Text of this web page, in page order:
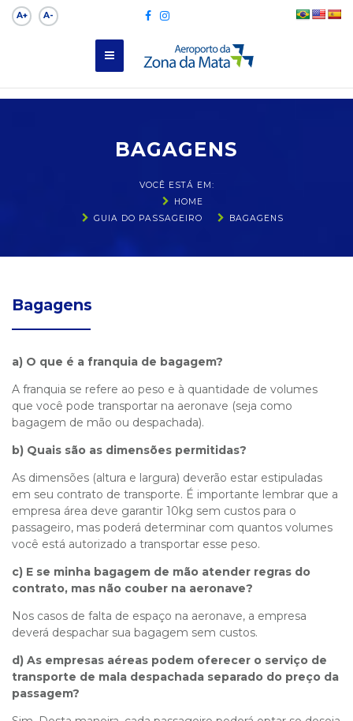
A+ A-
BAGAGENS
VOCÊ ESTÁ EM:
HOME
GUIA DO PASSAGEIRO
BAGAGENS
Bagagens
a) O que é a franquia de bagagem?
A franquia se refere ao peso e à quantidade de volumes
que você pode transportar na aeronave (seja como
bagagem de mão ou despachada).
b) Quais são as dimensões permitidas?
As dimensões (altura e largura) deverão estar estipuladas
em seu contrato de transporte. É importante lembrar que a
empresa área deve garantir 10kg sem custos para o
passageiro, mas poderá determinar com quantos volumes
você está autorizado a transportar esse peso.
c) E se minha bagagem de mão atender regras do
contrato, mas não couber na aeronave?
Nos casos de falta de espaço na aeronave, a empresa
deverá despachar sua bagagem sem custos.
d) As empresas aéreas podem oferecer o serviço de
transporte de mala despachada separado do preço da
passagem?